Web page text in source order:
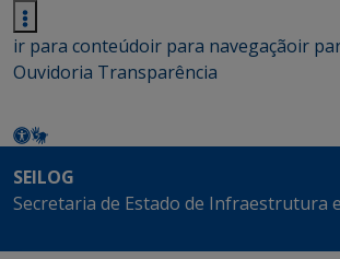
ir para conteúdoir para navegaçãoir
Ouvidoria Transparência
SEILOG
Secretaria de Estado de Infraestrutura